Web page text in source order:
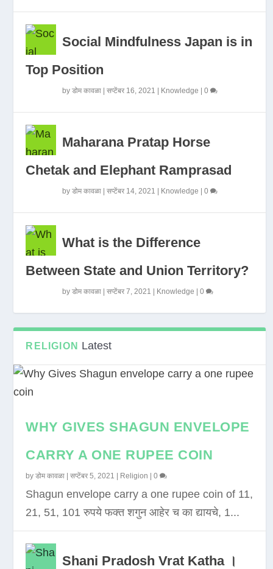
Social Mindfulness Japan is in
Top Position
byडोम कावळा |सप्टेंबर 16, 2021 Knowledge |0
Maharana Pratap Horse
Chetak and Elephant Ramprasad
byडोम कावळा |सप्टेंबर 14, 2021 Knowledge |0
What is the Difference
Between State and Union Territory?
byडोम कावळा |सप्टेंबर 7, 2021 Knowledge |0
RELIGION Latest
WHY GIVES SHAGUN ENVELOPE
CARRY A ONE RUPEE COIN
byडोम कावळा |सप्टेंबर 5, 2021 Religion |0
Shagun envelope carry a one rupee coin of 11,
21, 51, 101 रुपये फक्त शगुन आहेर च का द्यायचे, 1...
Shani Pradosh Vrat Katha ।